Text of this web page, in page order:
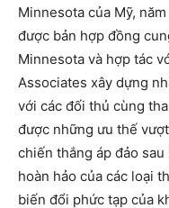
Minnesota của Mỹ,
được bản hợp đồng
Minnesota và hợp tác
Associates xây dựng
với các đối thủ cùng
được những ưu thế
chiến thắng áp đảo
hoàn hảo của các loại
biến đổi phức tạp của